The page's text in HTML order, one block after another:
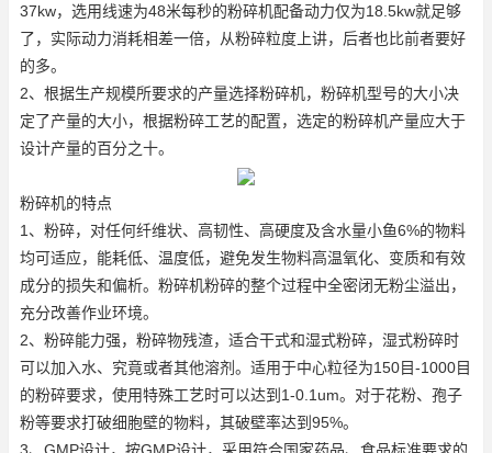
37kw，选用线速为48米每秒的粉碎机配备动力仅为18.5kw就足够
了，实际动力消耗相差一倍，从粉碎粒度上讲，后者也比前者要好
的多。
2、根据生产规模所要求的产量选择粉碎机，粉碎机型号的大小决
定了产量的大小，根据粉碎工艺的配置，选定的粉碎机产量应大于
设计产量的百分之十。
粉碎机的特点
1、粉碎，对任何纤维状、高韧性、高硬度及含水量小鱼6%的物料
均可适应，能耗低、温度低，避免发生物料高温氧化、变质和有效
成分的损失和偏析。粉碎机粉碎的整个过程中全密闭无粉尘溢出，
充分改善作业环境。
2、粉碎能力强，粉碎物残渣，适合干式和湿式粉碎，湿式粉碎时
可以加入水、究竟或者其他溶剂。适用于中心粒径为150目-1000目
的粉碎要求，使用特殊工艺时可以达到1-0.1um。对于花粉、孢子
粉等要求打破细胞壁的物料，其破壁率达到95%。
3、GMP设计，按GMP设计，采用符合国家药品、食品标准要求的